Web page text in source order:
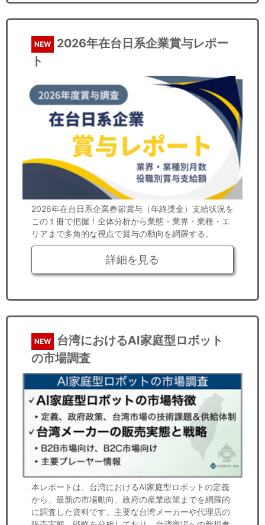
NEW
2026年在台日系企業賞与レポー
ト
2026年在台日系企業春節賞与（年終獎金）支給状況を
この１冊で把握！全体分析から業態・業界・業種・エ
リアまで多角的な視点で賞与の動向を網羅する。
詳細を見る
NEW
台湾におけるAI家庭型ロボット
の市場調査
本レポートは、台湾におけるAI家庭型ロボットの定義
から、最新の市場動向、政府の産業政策までを網羅的
に調査した資料です。主要な台湾メーカーや代理店の